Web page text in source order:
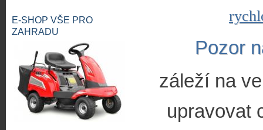
Pozor
záleží na
upravovat
E-SHOP VŠE PRO
ZAHRADU